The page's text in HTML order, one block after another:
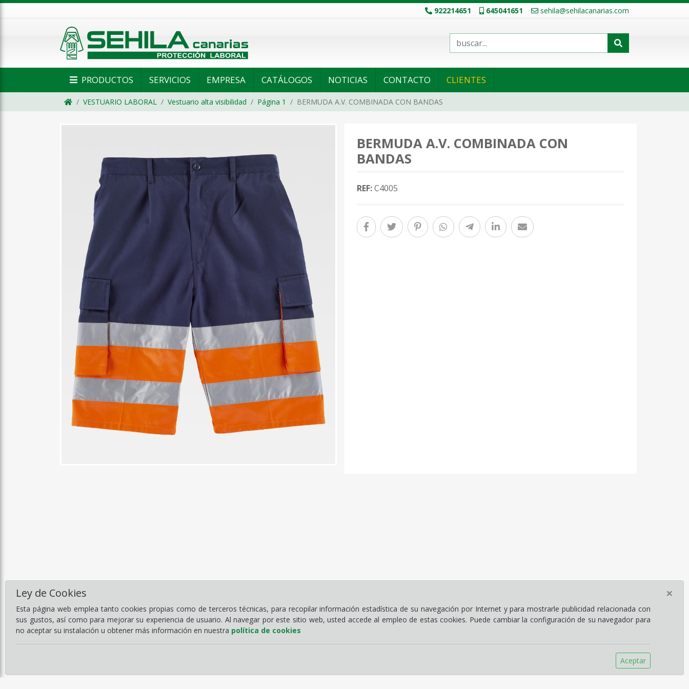
Ley de Cookies
Esta página web emplea tanto cookies propias como de terceros técnicas, para recopilar información estadística de su navegación por Internet y para mostrarle publicidad relacionada con
sus gustos, así como para mejorar su experiencia de usuario. Al navegar por este sitio web, usted accede al empleo de estas cookies. Puede cambiar la configuración de su navegador para
no aceptar su instalación u obtener más información en nuestra política de cookies
Aceptar
×
922214651 645041651 sehila@sehilacanarias.com
PRODUCTOS SERVICIOS EMPRESA CATÁLOGOS NOTICIAS CONTACTO CLIENTES
VESTUARIO LABORAL Vestuario alta visibilidad Página 1 BERMUDA A.V. COMBINADA CON BANDAS
BERMUDA A.V. COMBINADA CON
BANDAS
REF:C4005